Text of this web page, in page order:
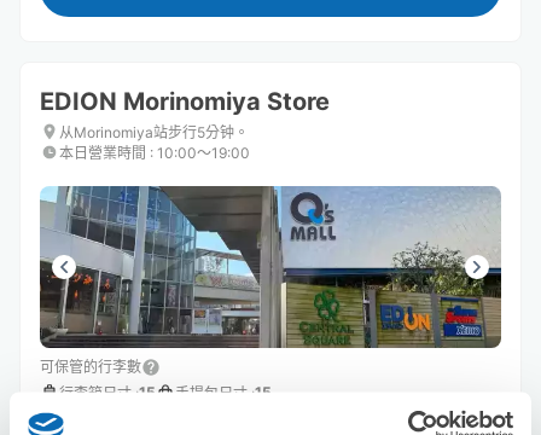
EDION Morinomiya Store
从Morinomiya站步行5分钟。
本日營業時間 : 10:00〜19:00
可保管的行李數
行李箱尺寸 :15 手提包尺寸 :15